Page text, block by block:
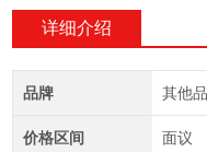
详细介绍
品牌 其他
价格区间 面议